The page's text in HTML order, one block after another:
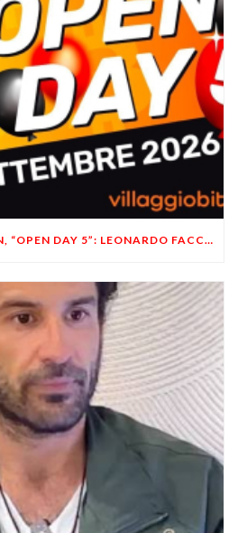
VILLAGGIO BITCOIN, “OPEN DAY 5”: LEONARDO FACCO OSPITE A BRESCIA